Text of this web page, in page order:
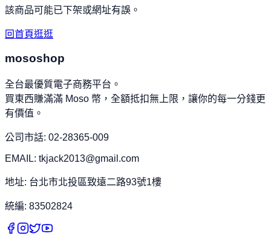
該商品可能已下架或網址有誤。
回首頁逛逛
mososhop
全台最優質電子商務平台。
買東西賺滿滿 Moso 幣，全額抵扣無上限，讓你的每一分錢更
有價值。
公司市話: 02-28365-009
EMAIL: tkjack2013@gmail.com
地址: 台北市北投區致遠二路93號1樓
統編: 83502824